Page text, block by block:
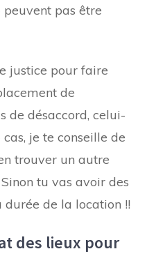
pas être
justice pour faire
de
de désaccord, celui-
je te conseille de
trouver un autre
tu vas avoir des
de la location !!
des lieux pour